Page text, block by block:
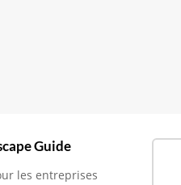
Guide
les entreprises